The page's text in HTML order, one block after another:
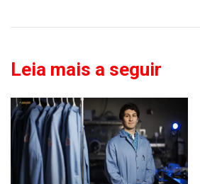
Leia mais a seguir